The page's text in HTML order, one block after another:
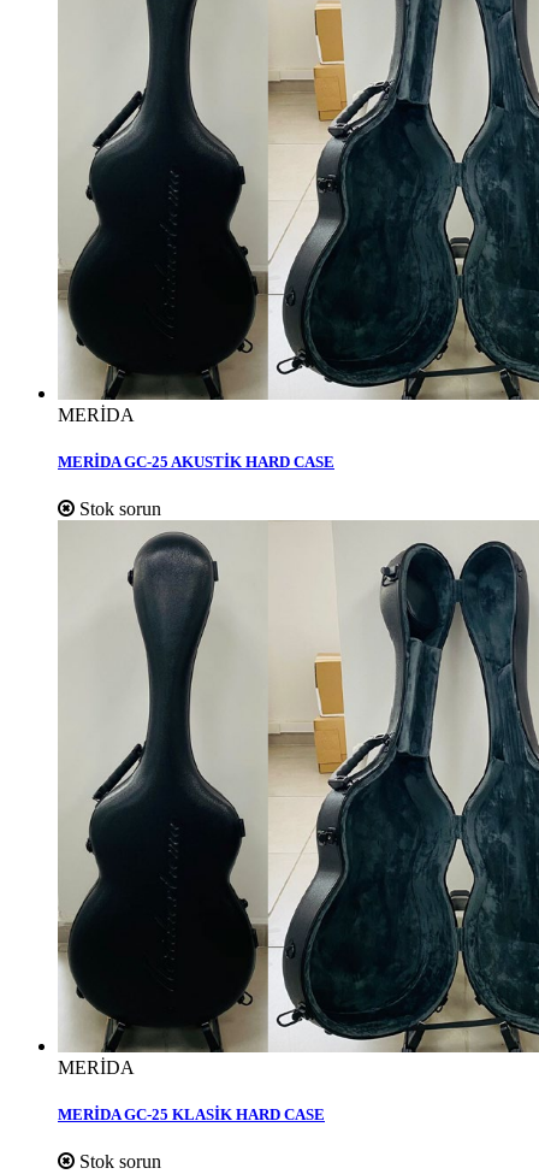
MERİDA
MERİDA GC-25 AKUSTİK HARD CASE
Stok sorun
MERİDA
MERİDA GC-25 KLASİK HARD CASE
Stok sorun